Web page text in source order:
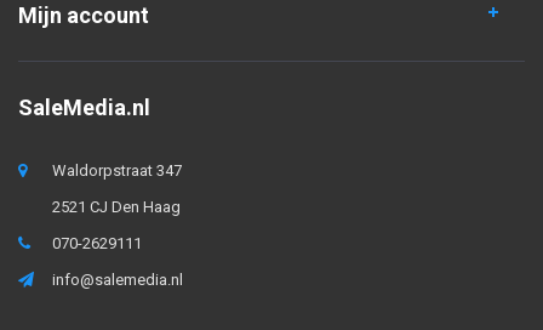
Mijn account
SaleMedia.nl
Waldorpstraat 347
2521 CJ Den Haag
070-2629111
info@salemedia.nl